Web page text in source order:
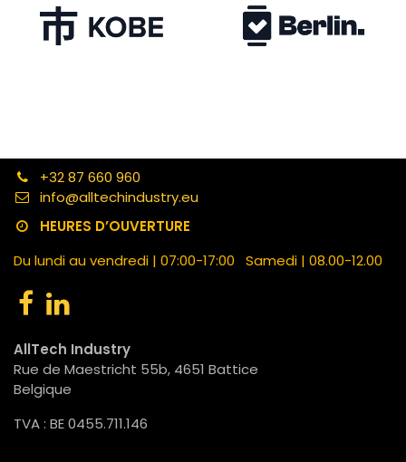
+32 87 660 960
info@alltechindustry.eu
HEURES D’OUVERTURE
Du lundi au vendredi | 07:00-17:00 Samedi | 08.00-12.00
AllTech Industry
Rue de Maestricht 55b, 4651 Battice
Belgique
TVA : BE 0455.711.146